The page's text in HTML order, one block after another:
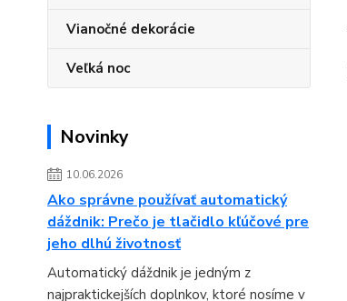
Vianočné dekorácie
Veľká noc
Novinky
10.06.2026
Ako správne používať automatický
dáždnik: Prečo je tlačidlo kľúčové pre
jeho dlhú životnosť
Automatický dáždnik je jedným z
najpraktickejších doplnkov, ktoré nosíme v